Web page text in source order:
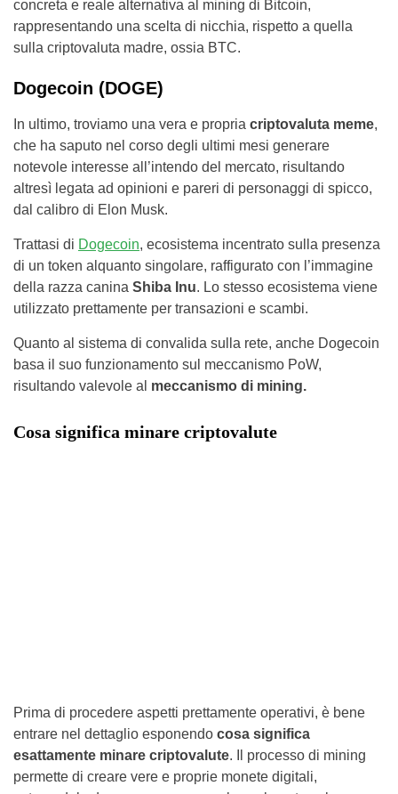
concreta e reale alternativa al mining di Bitcoin,
rappresentando una scelta di nicchia, rispetto a quella
sulla criptovaluta madre, ossia BTC.
Dogecoin (DOGE)
In ultimo, troviamo una vera e propria criptovaluta meme,
che ha saputo nel corso degli ultimi mesi generare
notevole interesse all’intendo del mercato, risultando
altresì legata ad opinioni e pareri di personaggi di spicco,
dal calibro di Elon Musk.
Trattasi di Dogecoin, ecosistema incentrato sulla presenza
di un token alquanto singolare, raffigurato con l’immagine
della razza canina Shiba Inu. Lo stesso ecosistema viene
utilizzato prettamente per transazioni e scambi.
Quanto al sistema di convalida sulla rete, anche Dogecoin
basa il suo funzionamento sul meccanismo PoW,
risultando valevole al meccanismo di mining.
Cosa significa minare criptovalute
Prima di procedere aspetti prettamente operativi, è bene
entrare nel dettaglio esponendo cosa significa
esattamente minare criptovalute. Il processo di mining
permette di creare vere e proprie monete digitali,